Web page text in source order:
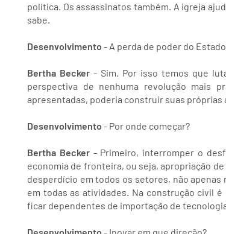
política. Os assassinatos também. A igreja
sabe.
Desenvolvimento - A perda de poder do
Bertha Becker- Sim. Por isso temos que
perspectiva de nenhuma revolução mais
apresentadas, poderia construir suas próprias
Desenvolvimento - Por onde começar?
Bertha Becker- Primeiro, interromper o
economia de fronteira, ou seja, apropriação
desperdício em todos os setores, não
em todas as atividades. Na construção civil
ficar dependentes de importação de